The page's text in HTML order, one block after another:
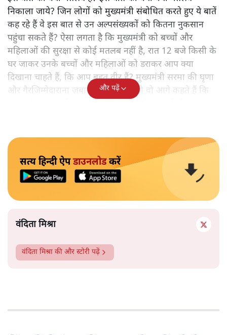
निकाला जाये? जिन लोगों को मुख्यमंत्री संबोधित करते हुए ये बातें
कह रहे हैं वे इस बात से उन अल्पसंख्यकों को कितना नुकसान
पहुंचा सकते हैं? ऐसा लगता है कि मुख्यमंत्री को बच्चों और
महिलाओं की सुरक्षा से कोई मतलब नहीं है, रात 12 बजे किसी के
घर जाकर उनके बच्चों और महिलाओं को डराकर आप क्या
दिखाना चाहते हैं, कि आप बहुत वीर हैं? मुख्यमंत्री सरमा की घृणा
और गैरजिम्मेदाराना ज़बान यहीं नहीं रुकती वो आगे कहते हैं कि
और पढ़ें
सत्य हिन्दी ऐपडाउनलोडकरें
वंदिता मिश्रा
वंदिता मिश्रा की और स्टोरी पढ़ें